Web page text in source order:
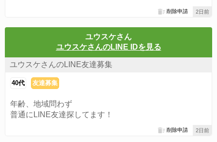
2日前
削除申請
ユウスケさん
ユウスケさんのLINE IDを見る
ユウスケさんのLINE友達募集
40代 友達募集
年齢、地域問わず
普通にLINE友達探してます！
2日前
削除申請